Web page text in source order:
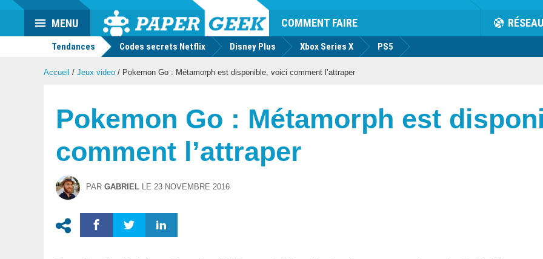
Actu
geek
COMMENT FAIRE RÉSEAU
MENU
Tendances Codes secrets Netflix Disney Plus Xbox Series X PS5
Accueil / Jeux video / Pokemon Go : Métamorph est disponible, voici comment l’attraper
Pokemon Go : Métamorph est
comment l’attraper
PAR GABRIEL LE 23 NOVEMBRE 2016